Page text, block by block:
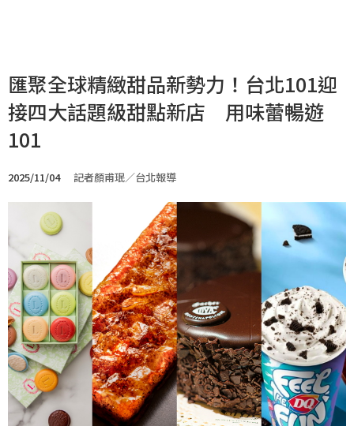
匯聚全球精緻甜品新勢力！台北101迎
接四大話題級甜點新店 用味蕾暢遊
101
2025/11/04 記者顏甫珉／台北報導